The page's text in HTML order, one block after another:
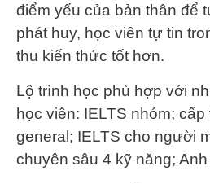
điểm yếu của bản thân để
phát huy, học viên tự tin
thu kiến thức tốt hơn.
Lộ trình học phù hợp với
học viên: IELTS nhóm;
general; IELTS cho người
chuyên sâu 4 kỹ năng;